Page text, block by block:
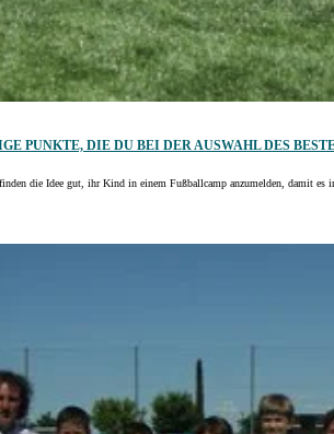
PUNKTE, DIE DU BEI DER AUSWAHL DES
die Idee gut, ihr Kind in einem Fußballcamp anzumelden, damit es